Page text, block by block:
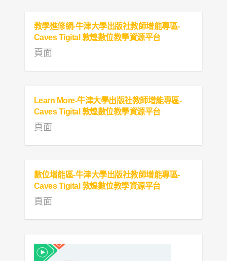
教學進修網-牛津大學出版社教師增能專區-
Caves Tigital 敦煌數位教學資源平台
頁面
Learn More-牛津大學出版社教師增能專區-
Caves Tigital 敦煌數位教學資源平台
頁面
數位增能區-牛津大學出版社教師增能專區-
Caves Tigital 敦煌數位教學資源平台
頁面